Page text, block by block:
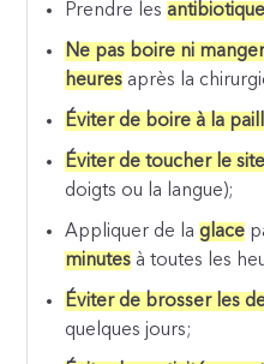
Prendre les
Ne pas boire ni
heures après la
Éviter de boire à la
Éviter de toucher le
doigts ou la langue);
Appliquer de la glace
minutes à toutes les
Éviter de brosser les
quelques jours;